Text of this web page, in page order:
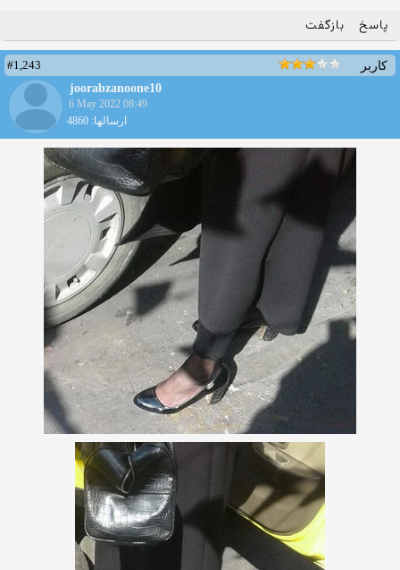
پاسخ بازگفت
کاربر
#1,243
joorabzanoone10
6 May 2022 08:49
ارسالها: 4860